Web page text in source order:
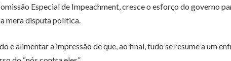
Especial de Impeachment, cresce o esforço do governo
mera disputa política.
e alimentar a impressão de que, ao final, tudo se resume a um